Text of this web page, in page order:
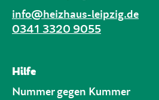
info@heizhaus-leipzig.de
0341 3320 9055
Hilfe
Nummer gegen Kummer